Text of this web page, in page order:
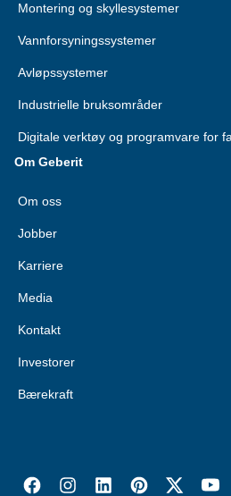
Montering og skyllesystemer
Vannforsyningssystemer
Avløpssystemer
Industrielle bruksområder
Digitale verktøy og programvare for
Om Geberit
Om oss
Jobber
Karriere
Media
Kontakt
Investorer
Bærekraft